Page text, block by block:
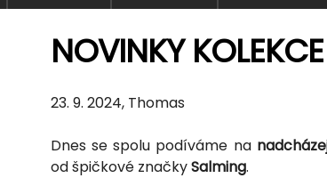
NOVINKY
23. 9. 2024, Thomas
Dnes se spolu podíváme na
od špičkové značkySalming.